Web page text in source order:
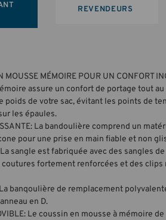
REVENDEURS
MOUSSE MÉMOIRE POUR UN CONFORT
assure un confort de portage tout au
poids de votre sac, évitant les points de
les épaules.
La bandoulière comprend un
pour une prise en main fiable et non
La sangle est fabriquée avec des sangles
fortement renforcées et des clips
banqoulière de remplacement
en D.
Le coussin en mousse à mémoire